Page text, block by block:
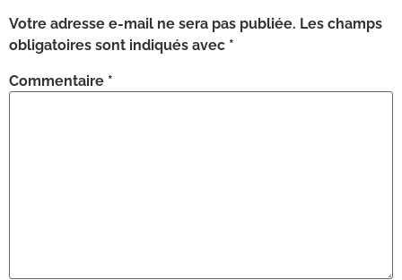
Votre adresse e-mail ne sera pas publiée. Les champs
obligatoires sont indiqués avec *
Commentaire *